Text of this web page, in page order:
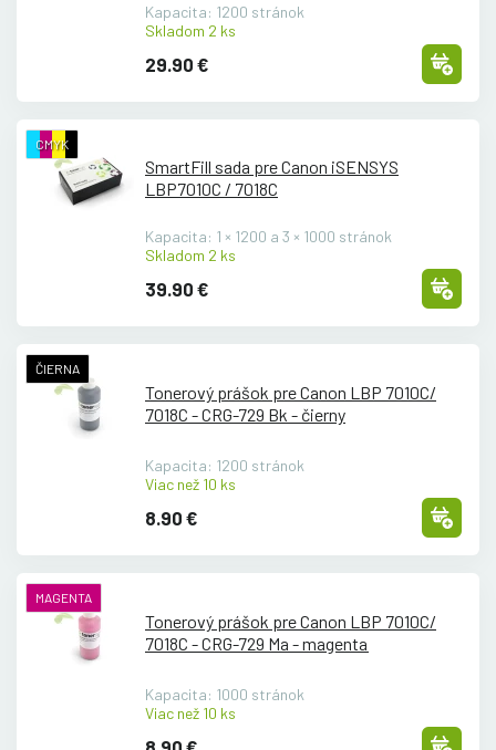
Kapacita: 1200 stránok
Skladom 2 ks
29.90 €
CMYK
SmartFill sada pre Canon iSENSYS
LBP7010C / 7018C
Kapacita: 1 × 1200 a 3 × 1000 stránok
Skladom 2 ks
39.90 €
ČIERNA
Tonerový prášok pre Canon LBP 7010C/
7018C - CRG-729 Bk - čierny
Kapacita: 1200 stránok
Viac než 10 ks
8.90 €
MAGENTA
Tonerový prášok pre Canon LBP 7010C/
7018C - CRG-729 Ma - magenta
Kapacita: 1000 stránok
Viac než 10 ks